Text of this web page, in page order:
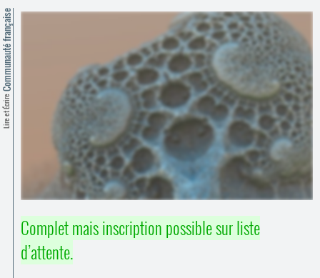
Regards croisés
·
Ressources pédagogiques
Comprendre et parler
Bienvenue en Belgique
Espace presse
Contacts
Trouver un lieu d’alphabétisation
Lire et Écrire
Communauté française
Complet mais inscription possible sur liste
d’attente.